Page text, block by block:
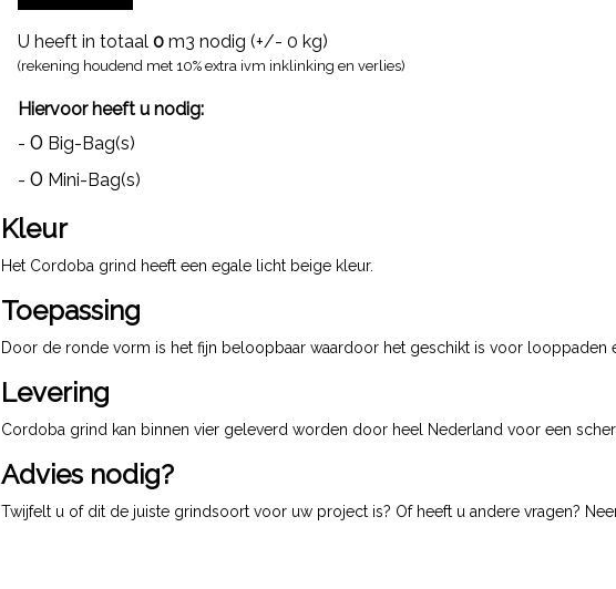
U heeft in totaal 0 m3 nodig (+/- 0 kg)
(rekening houdend met 10% extra ivm inklinking en verlies)
Hiervoor heeft u nodig:
- 0 Big-Bag(s)
- 0 Mini-Bag(s)
Kleur
Het Cordoba grind heeft een egale licht beige kleur.
Toepassing
Door de ronde vorm is het fijn beloopbaar waardoor het geschikt is voor
Levering
Cordoba grind kan binnen vier geleverd worden door heel Nederland voor een
Advies nodig?
Twijfelt u of dit de juiste grindsoort voor uw project is? Of heeft u andere vragen?